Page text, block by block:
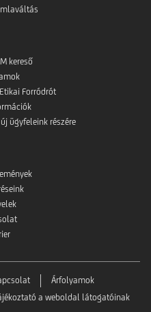
kereső
Forródrót
ügyfeleink részére
Árfolyamok
a weboldal látogatóinak